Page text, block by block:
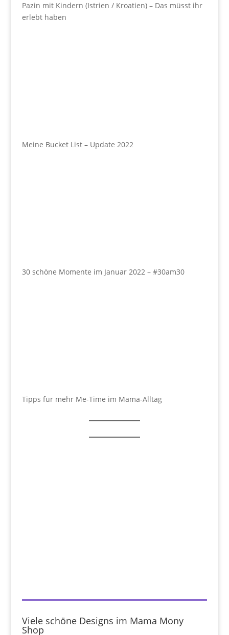
Pazin mit Kindern (Istrien / Kroatien) – Das müsst ihr
erlebt haben
Meine Bucket List – Update 2022
30 schöne Momente im Januar 2022 – #30am30
Tipps für mehr Me-Time im Mama-Alltag
Viele schöne Designs im Mama Mony
Shop